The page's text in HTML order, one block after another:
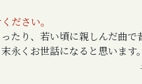
ださい。
たり、若い頃に親しんだ曲
永くお世話になると思います。